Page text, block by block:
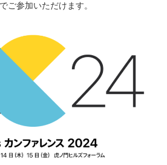
ご参加いただけます。